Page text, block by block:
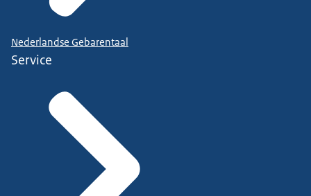
Nederlandse Gebarentaal
Service